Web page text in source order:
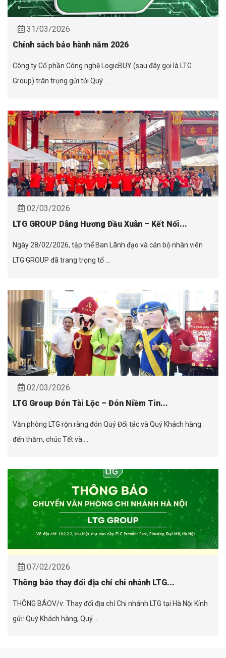
31/03/2026
Chính sách bảo hành năm 2026
Công ty Cổ phần Công nghệ LogicBUY (sau đây gọi là LTG
Group) trân trọng gửi tới Quý ...
02/03/2026
LTG GROUP Dâng Hương Đầu Xuân – Kết Nối...
Ngày 28/02/2026, tập thể Ban Lãnh đạo và cán bộ nhân viên
LTG GROUP đã trang trọng tổ ...
02/03/2026
LTG Group Đón Tài Lộc – Đón Niềm Tin...
Văn phòng LTG rộn ràng đón Quý Đối tác và Quý Khách hàng
đến thăm, chúc Tết và ...
07/02/2026
Thông báo thay đổi địa chỉ chi nhánh LTG...
THÔNG BÁOV/v: Thay đổi địa chỉ Chi nhánh LTG tại Hà Nội Kính
gửi: Quý Khách hàng, Quý ...